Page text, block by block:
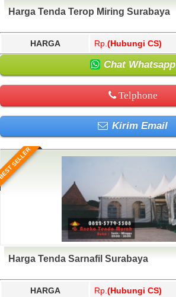
Harga Tenda Terop Miring Surabaya
HARGA Rp. (Hubungi CS)
Chat Whatsapp
Telphone
Kirim Email
SELLER
Harga Tenda Sarnafil Surabaya
HARGA Rp. (Hubungi CS)